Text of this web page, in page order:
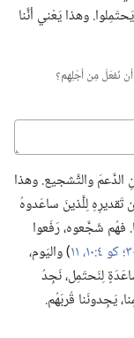
وهذا يَعْني أنَّنا
نَفعَلَ مِن أجْلِهِم؟‏
الدَّعمَ والتَّشجيع.‏ وهذا
لِلَّذينَ ساعَدوهُ
فهُم شَجَّعوه،‏ رَفَعوا
كو ٤:‏١٠،‏ ١١
‏)‏ واليَوم،‏
لِنَحتَمِل،‏ نَجِدُ
يَجِدونَنا قُربَهُم.‏